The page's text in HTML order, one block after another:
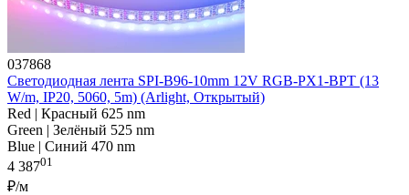
037868
Светодиодная лента SPI-B96-10mm 12V RGB-PX1-BPT (13
W/m, IP20, 5060, 5m) (Arlight, Открытый)
Red | Красный 625 nm
Green | Зелёный 525 nm
Blue | Синий 470 nm
4 38701
₽/м